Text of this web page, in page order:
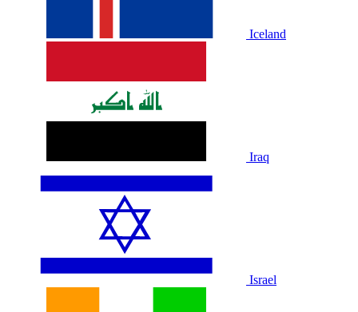
Iceland
Iraq
Israel